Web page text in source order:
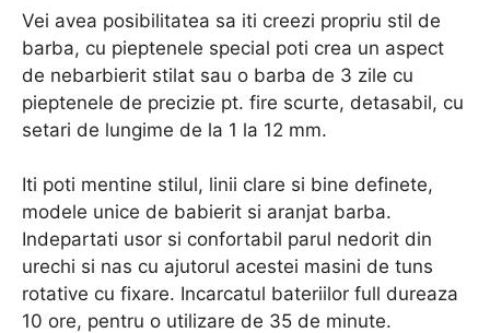
Vei avea posibilitatea sa iti creezi propriu stil de
barba, cu pieptenele special poti crea un aspect
de nebarbierit stilat sau o barba de 3 zile cu
pieptenele de precizie pt. fire scurte, detasabil, cu
setari de lungime de la 1 la 12 mm.
Iti poti mentine stilul, linii clare si bine definete,
modele unice de babierit si aranjat barba.
Indepartati usor si confortabil parul nedorit din
urechi si nas cu ajutorul acestei masini de tuns
rotative cu fixare. Incarcatul bateriilor full dureaza
10 ore, pentru o utilizare de 35 de minute.